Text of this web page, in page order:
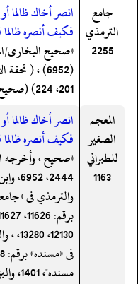
جامع
الترمذي
2255
انصر أخاك ظالما
فكيف أنصره
201، 224) (صحیح)»
المعجم
الصغير
للطبراني
1163
انصر أخاك ظالما
فكيف أنصره
مسنده"، 1401، والبزار فى «مسنده» برقم: 7458»